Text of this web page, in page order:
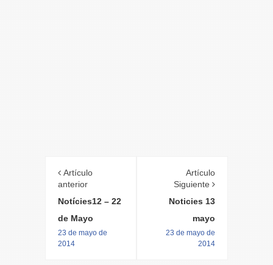
Artículo
anterior
Notícies12 – 22
de Mayo
23 de mayo de
2014
Artículo
Siguiente
Noticies 13
mayo
23 de mayo de
2014